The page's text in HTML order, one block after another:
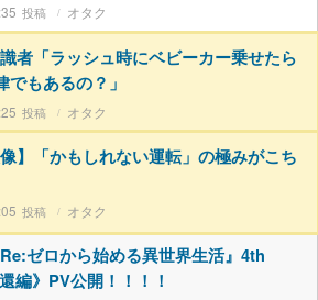
オタク
識者「ラッシュ時にベビーカー乗せたら
でもあるの？」
オタク
像】「かもしれない運転」の極みがこち
オタク
ゼロから始める異世界生活』4th
編》PV公開！！！！